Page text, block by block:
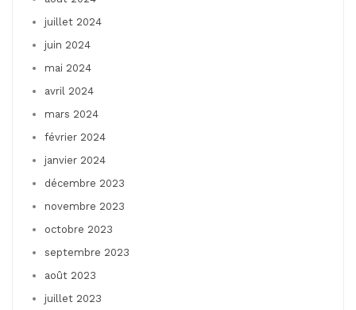
juillet 2024
juin 2024
mai 2024
avril 2024
mars 2024
février 2024
janvier 2024
décembre 2023
novembre 2023
octobre 2023
septembre 2023
août 2023
juillet 2023